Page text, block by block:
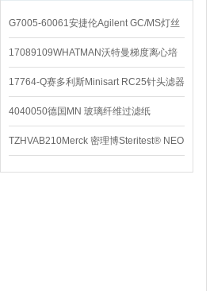
G7005-60061安捷伦Agilent GC/MS灯丝
配件
17089109WHATMAN沃特曼梯度离心培
养基
17764-Q赛多利斯Minisart RC25针头滤器
4040050德国MN 玻璃纤维过滤纸
TZHVAB210Merck 密理博Steritest® NEO
设备